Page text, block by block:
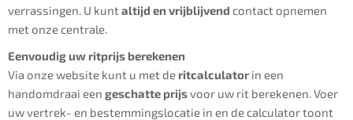
verrassingen. U kuntaltijd en vrijblijvend contact opnemen
met onze centrale.
Eenvoudig uw ritprijs berekenen
Via onze website kunt u met de ritcalculator in een
handomdraai een geschatte prijsvoor uw rit berekenen. Voer
uw vertrek- en bestemmingslocatie in en de calculator toont